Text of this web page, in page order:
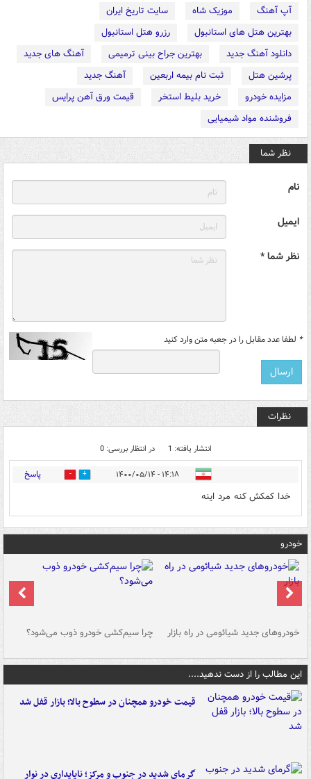
آپ آهنگ موزیک شاه
سایت تاریخ ایران
بهترین هتل های استانبول
رزرو هتل استانبول
دانلود آهنگ جدید
بهترین جراح بینی ترمیمی
آهنگ های جدید
پرشین هتل
ثبت نام بیمه اربعین
آهنگ جدید
مزایده خودرو
خرید بلیط استخر
قیمت ورق آهن پرایس
فروشنده مواد شیمیایی
نظر شما
نام
ایمیل
نظر شما *
* لطفا عدد مقابل را در جعبه متن وارد کنید
نظرات
انتشار یافته: 1 در انتظار بررسی: 0
۱۴:۱۸ - ۱۴۰۰/۰۵/۱۴ 1 پاسخ
خدا کمکش کنه مرد اینه
خودرو
خودروهای جدید شیائومی در راه بازار چرا سیم‌کشی خودرو ذوب می‌شود؟
این مطالب را از دست ندهید....
قیمت خودرو همچنان در سطوح بالا؛ بازار قفل شد
گرمای شدید در جنوب و مرکز؛ ناپایداری در نوار